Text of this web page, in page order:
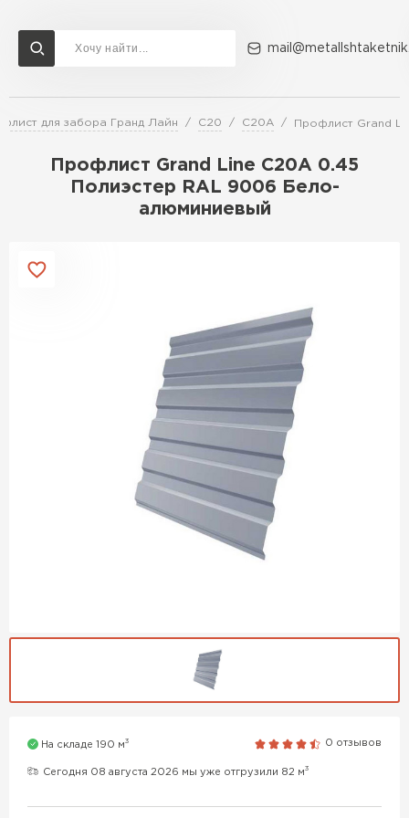
для забора Гранд Лайн C20 C20A Профлист Grand
Профлист Grand Line C20A 0.45
Полиэстер RAL 9006 Бело-
алюминиевый
На складе 190 м3 0 отзывов
Сегодня 08 августа 2026 мы уже отгрузили 82 м3
Доставка и оплата Акции О компании Контакты
Перейти в каталог